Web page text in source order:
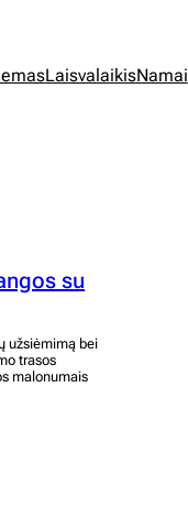
LaisvalaikisNamai
su
užsiėmimą bei
trasos
malonumais